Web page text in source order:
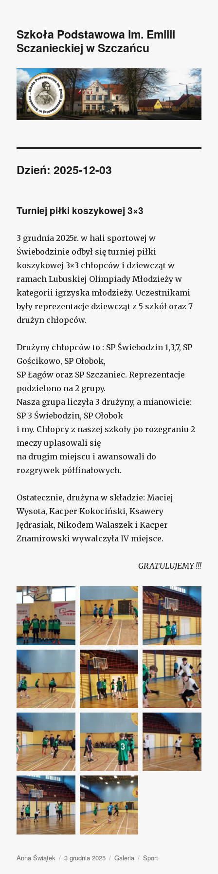
Szkoła Podstawowa im. Emilii
Sczanieckiej w Szczańcu
Dzień: 2025-12-03
Turniej piłki koszykowej 3×3
3 grudnia 2025r. w hali sportowej w
Świebodzinie odbył się turniej piłki
koszykowej 3×3 chłopców i dziewcząt w
ramach Lubuskiej Olimpiady Młodzieży w
kategorii igrzyska młodzieży. Uczestnikami
były reprezentacje dziewcząt z 5 szkół oraz 7
drużyn chłopców.
Drużyny chłopców to : SP Świebodzin 1,3,7, SP
Gościkowo, SP Ołobok,
SP Łagów oraz SP Szczaniec. Reprezentacje
podzielono na 2 grupy.
Nasza grupa liczyła 3 drużyny, a mianowicie:
SP 3 Świebodzin, SP Ołobok
i my. Chłopcy z naszej szkoły po rozegraniu 2
meczy uplasowali się
na drugim miejscu i awansowali do
rozgrywek półfinałowych.
Ostatecznie, drużyna w składzie: Maciej
Wysota, Kacper Kokociński, Ksawery
Jędrasiak, Nikodem Walaszek i Kacper
Znamirowski wywalczyła IV miejsce.
GRATULUJEMY !!!
Autor
Anna Świątek Opublikowano
3 grudnia 2025
Format
Galeria Kategorie
Sport